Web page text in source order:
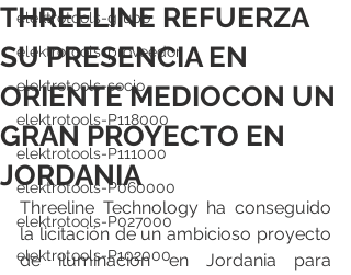
elektrotools-grupo
elektrotools-proveedor
elektrotools-socio
elektrotools-P118000
elektrotools-P111000
elektrotools-P060000
elektrotools-P027000
elektrotools-P102000
THREELINE REFUERZA
SU PRESENCIA EN
ORIENTE MEDIOCON UN
GRAN PROYECTO EN
JORDANIA
Threeline Technology ha conseguido
la licitación de un ambicioso proyecto
de iluminación en Jordania para